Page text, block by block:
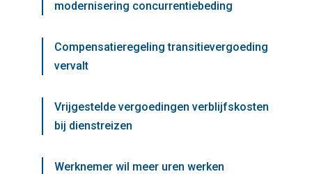
modernisering concurrentiebeding
Compensatieregeling transitievergoeding
vervalt
Vrijgestelde vergoedingen verblijfskosten
bij dienstreizen
Werknemer wil meer uren werken